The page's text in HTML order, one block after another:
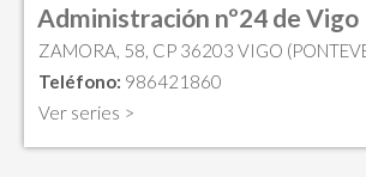
Administración nº24 de Vigo
ZAMORA, 58, CP 36203 VIGO
Teléfono: 986421860
Ver series >